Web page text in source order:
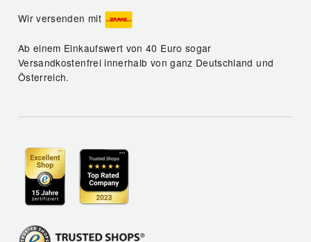
Wir versenden mit
Ab einem Einkaufswert von 40 Euro sogar
Versandkostenfrei innerhalb von ganz Deutschland und
Österreich.